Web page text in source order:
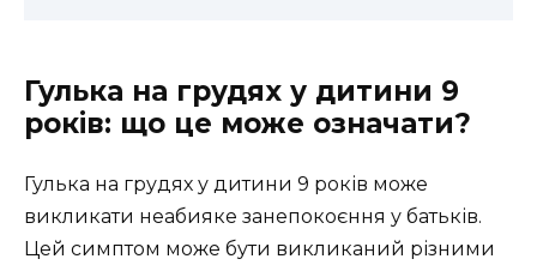
Гулька на грудях у дитини 9
років: що це може означати?
Гулька на грудях у дитини 9 років може
викликати неабияке занепокоєння у батьків.
Цей симптом може бути викликаний різними